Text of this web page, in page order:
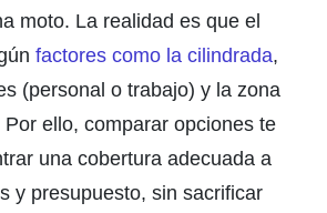
moto. La realidad es que el
factores como la cilindrada,
(personal o trabajo) y la zona
ello, comparar opciones te
una cobertura adecuada a
y presupuesto, sin sacrificar